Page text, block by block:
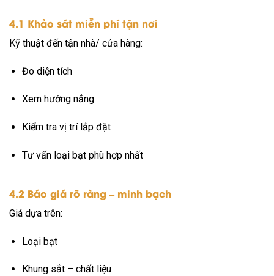
4.1 Khảo sát miễn phí tận nơi
Kỹ thuật đến tận nhà/ cửa hàng:
Đo diện tích
Xem hướng nắng
Kiểm tra vị trí lắp đặt
Tư vấn loại bạt phù hợp nhất
4.2 Báo giá rõ ràng – minh bạch
Giá dựa trên:
Loại bạt
Khung sắt – chất liệu